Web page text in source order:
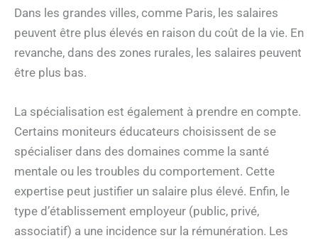
Dans les grandes villes, comme Paris, les salaires
peuvent être plus élevés en raison du coût de la vie. En
revanche, dans des zones rurales, les salaires peuvent
être plus bas.
La spécialisation est également à prendre en compte.
Certains moniteurs éducateurs choisissent de se
spécialiser dans des domaines comme la santé
mentale ou les troubles du comportement. Cette
expertise peut justifier un salaire plus élevé. Enfin, le
type d’établissement employeur (public, privé,
associatif) a une incidence sur la rémunération. Les